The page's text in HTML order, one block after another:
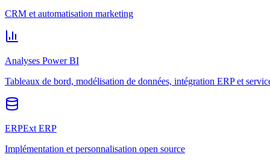
CRM et automatisation marketing
Analyses Power BI
Tableaux de bord, modélisation de données, intégration ERP et
ERPExt ERP
Implémentation et personnalisation open source